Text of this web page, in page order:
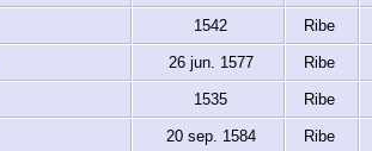
1542 Ribe
26 jun. 1577 Ribe
1535 Ribe
20 sep. 1584 Ribe